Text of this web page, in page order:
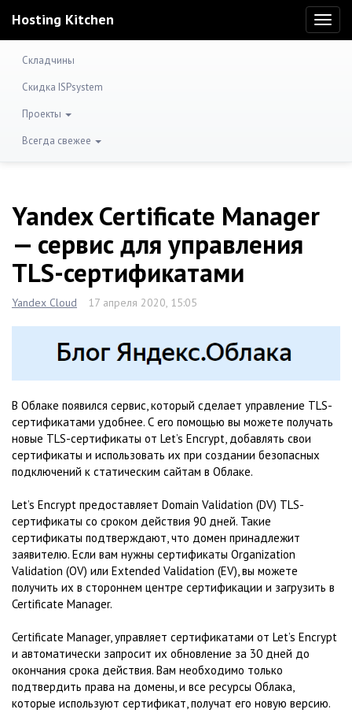
Hosting Kitchen
Складчины
Скидка ISPsystem
Проекты
Всегда свежее
Yandex Certificate Manager
— сервис для управления
TLS-сертификатами
Yandex Cloud 17 апреля 2020, 15:05
В Облаке появился сервис, который сделает управление TLS-
сертификатами удобнее. С его помощью вы можете получать
новые TLS-сертификаты от Let’s Encrypt, добавлять свои
сертификаты и использовать их при создании безопасных
подключений к статическим сайтам в Облаке.
Let’s Encrypt предоставляет Domain Validation (DV) TLS-
сертификаты со сроком действия 90 дней. Такие
сертификаты подтверждают, что домен принадлежит
заявителю. Если вам нужны сертификаты Organization
Validation (OV) или Extended Validation (EV), вы можете
получить их в стороннем центре сертификации и загрузить в
Certificate Manager.
Certificate Manager, управляет сертификатами от Let’s Encrypt
и автоматически запросит их обновление за 30 дней до
окончания срока действия. Вам необходимо только
подтвердить права на домены, и все ресурсы Облака,
которые используют сертификат, получат его новую версию.